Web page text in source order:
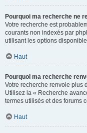
Pourquoi ma recherche ne
Votre recherche est
courants non indexés par
utilisant les options
Haut
Pourquoi ma recherche
Votre recherche renvoie plus
Utilisez la « Recherche
termes utilisés et des forums
Haut